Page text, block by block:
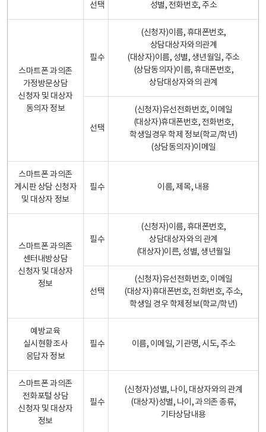
선택 성별, 전화번호, 주소
스마트폰 과의존
가정방문상담
신청자 및 대상자
동의자 정보
필수
(신청자)이름, 휴대폰번호,
상담대상자와의관계
(대상자)이름, 성별, 생년월일, 주소
(상담동의자)이름, 휴대폰번호,
상담대상자와의 관계
선택
(신청자)유선전화번호, 이메일
(대상자)휴대폰번호, 전화번호,
학생일경우 학제 정보(학교/학년)
(상담동의자)이메일
스마트폰 과의존
게시판 상담 신청자
및 대상자 정보
필수 이름, 제목, 내용
스마트폰 과의존
센터내방상담
신청자 및 대상자
정보
필수
(신청자)이름, 휴대폰번호,
상담대상자와의 관계
(대상자)이른, 성별, 생년월일
선택
(신청자)유선전화번호, 이메일
(대상자)휴대폰번호, 전화번호, 주소,
학생일 경우 학제정보(학교/학년)
예방교육
실시현황조사
응답자 정보
필수 이름, 이메일, 기관명, 시도, 주소
스마트폰 과의존
전화포털 상담
신청자 및 대상자
정보
필수
(신청자)성별, 나이, 대상자와의 관계
(대상자)성별, 나이, 과의존 종류,
기타상담내용